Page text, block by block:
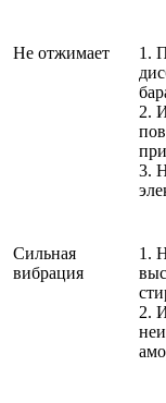
Не отжимает
1.
2.
3.
Сильная
вибрация
1.
2.